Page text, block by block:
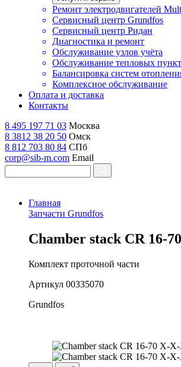
Ремонт электродвигателей
Сервисный центр Grundfos
Сервисный центр Ридан
Диагностика и ремонт
Обслуживание узлов учёта
Обслуживание тепловых
Балансировка систем
Комплексное обслуживание
Оплата и доставка
Контакты
8 495 197 71 03 Москва
8 3812 38 20 50 Омск
8 812 703 80 84 СПб
corp@sib-m.com Email
Главная
Запчасти Grundfos
Chamber stack CR 16-
Комплект проточной части
Артикул 00335070
Grundfos